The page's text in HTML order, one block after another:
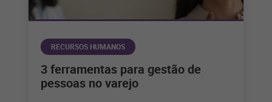
RECURSOS HUMANOS
3 ferramentas para gestão de
pessoas no varejo